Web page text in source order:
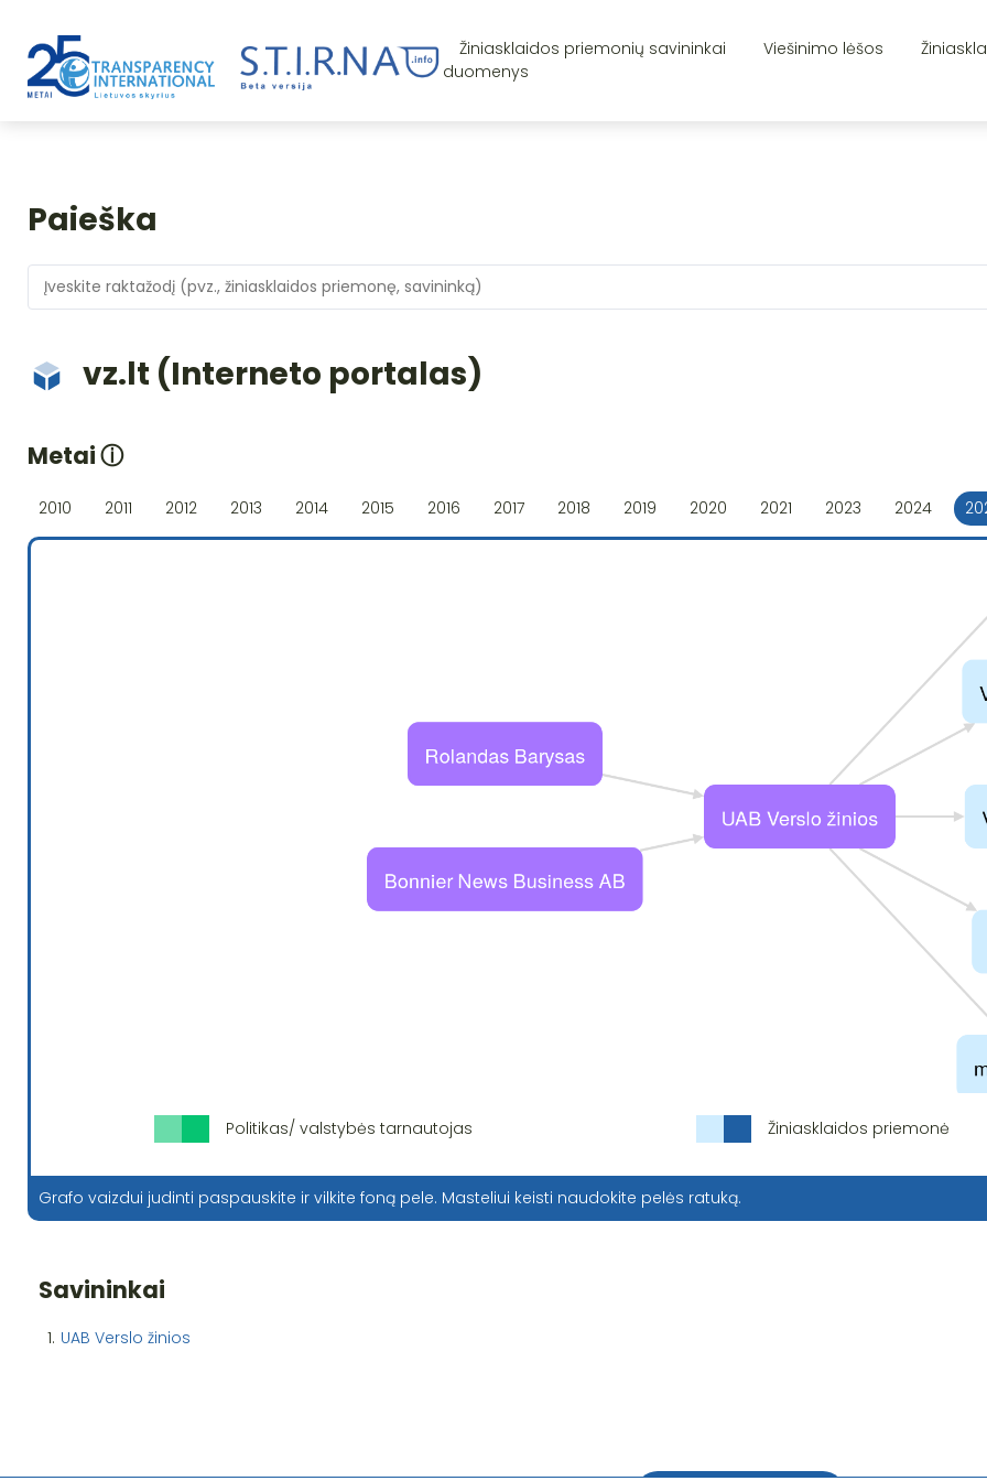
Žiniasklaidos priemonių savininkai Viešinimo lėšos
duomenys
Paieška
vz.lt (Interneto portalas)
Metaiⓘ
2010 2011 2012 2013 2014 2015 2016 2017 2018 2019 2020 2021 2023 2024
Politikas/ valstybės tarnautojas Žiniasklaidos priemonė
Grafo vaizdui judinti paspauskite ir vilkite foną pele. Masteliui keisti naudokite pelės ratuką.
Savininkai
1. UAB Verslo žinios